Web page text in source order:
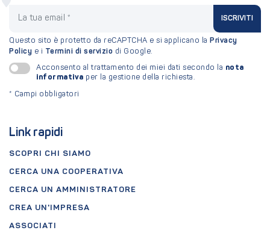
Link rapidi
SCOPRI CHI SIAMO
CERCA UNA COOPERATIVA
CERCA UN AMMINISTRATORE
CREA UN'IMPRESA
ASSOCIATI
ISCRIVITI
Questo sito è protetto da reCAPTCHA e si applicano la Privacy
Policy e i Termini di servizio di Google.
Acconsento al trattamento dei miei dati secondo la nota
informativa per la gestione della richiesta.
* Campi obbligatori